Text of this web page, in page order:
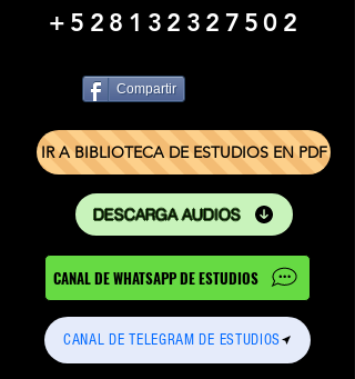
+528132327502
Compartir
IR A BIBLIOTECA DE ESTUDIOS EN PDF
DESCARGA AUDIOS
CANAL DE WHATSAPP DE ESTUDIOS
CANAL DE TELEGRAM DE ESTUDIOS